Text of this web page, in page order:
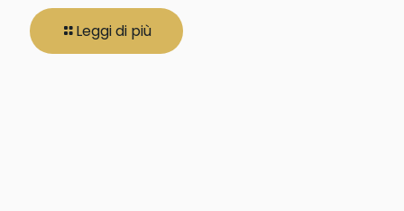
Leggi di più